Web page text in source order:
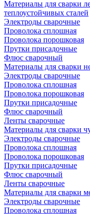
Материалы для сварки
теплоустойчивых сталей
Электроды сварочные
Проволока сплошная
Проволока порошковая
Прутки присадочные
Флюс сварочный
Материалы для сварки
Электроды сварочные
Проволока сплошная
Проволока порошковая
Прутки присадочные
Флюс сварочный
Ленты сварочные
Материалы для сварки
Электроды сварочные
Проволока сплошная
Проволока порошковая
Прутки присадочные
Флюс сварочный
Ленты сварочные
Материалы для сварки
Электроды сварочные
Проволока сплошная